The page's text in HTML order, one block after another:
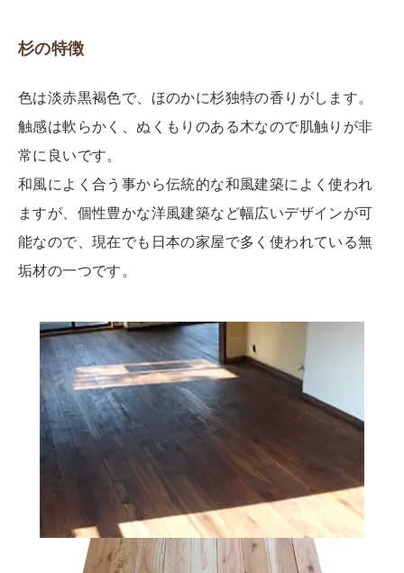
杉の特徴
色は淡赤黒褐色で、ほのかに杉独特の香りがします。
触感は軟らかく、ぬくもりのある木なので肌触りが非
常に良いです。
和風によく合う事から伝統的な和風建築によく使われ
ますが、個性豊かな洋風建築など幅広いデザインが可
能なので、現在でも日本の家屋で多く使われている無
垢材の一つです。